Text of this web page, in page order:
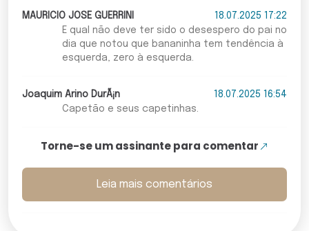
MAURICIO JOSE GUERRINI
18.07.2025 17:22
E qual não deve ter sido o desespero do pai no
dia que notou que bananinha tem tendência à
esquerda, zero à esquerda.
Joaquim Arino DurÃ¡n
18.07.2025 16:54
Capetão e seus capetinhas.
Torne-se um assinante para comentar
Leia mais comentários